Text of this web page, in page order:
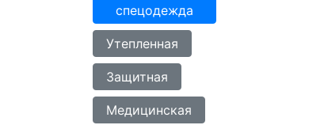
спецодежда
Утепленная
Защитная
Медицинская